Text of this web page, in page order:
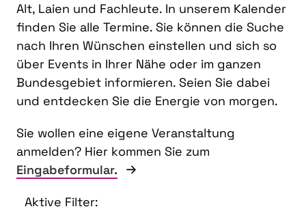
Alt, Laien und Fachleute. In unserem Kalender
finden Sie alle Termine. Sie können die Suche
nach Ihren Wünschen einstellen und sich so
über Events in Ihrer Nähe oder im ganzen
Bundesgebiet informieren. Seien Sie dabei
und entdecken Sie die Energie von morgen.
Sie wollen eine eigene Veranstaltung
anmelden? Hier kommen Sie zum
Eingabeformular.
Aktive Filter: